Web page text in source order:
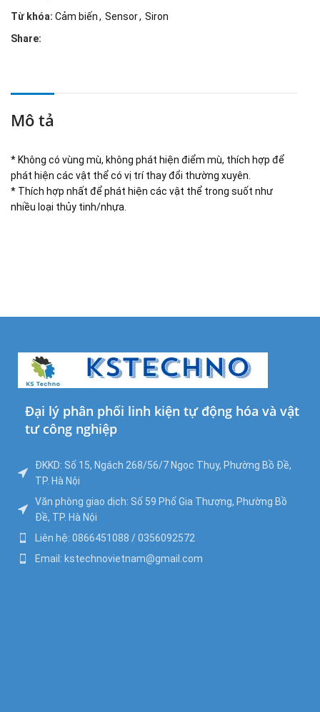
Từ khóa: Cảm biến, Sensor, Siron
Share:
Mô tả
* Không có vùng mù, không phát hiện điểm mù, thích hợp để
phát hiện các vật thể có vị trí thay đổi thường xuyên.
* Thích hợp nhất để phát hiện các vật thể trong suốt như
nhiều loại thủy tinh/nhựa.
Đại lý phân phối linh kiện tự động hóa và vật
tư công nghiệp
ĐKKD: Số 15, Ngách 268/56/7 Ngọc Thụy, Phường Bồ Đề,
TP. Hà Nội
Văn phòng giao dịch: Số 59 Phố Gia Thượng, Phường Bồ
Đề, TP. Hà Nội
Liên hệ: 0866451088 / 0356092572
Email: kstechnovietnam@gmail.com